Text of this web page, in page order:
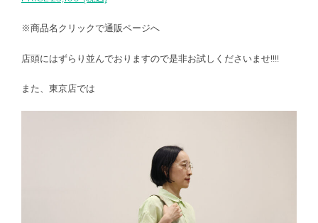
※商品名クリックで通販ページへ
店頭にはずらり並んでおりますので是非お試しくださいませ!!!!
また、東京店では